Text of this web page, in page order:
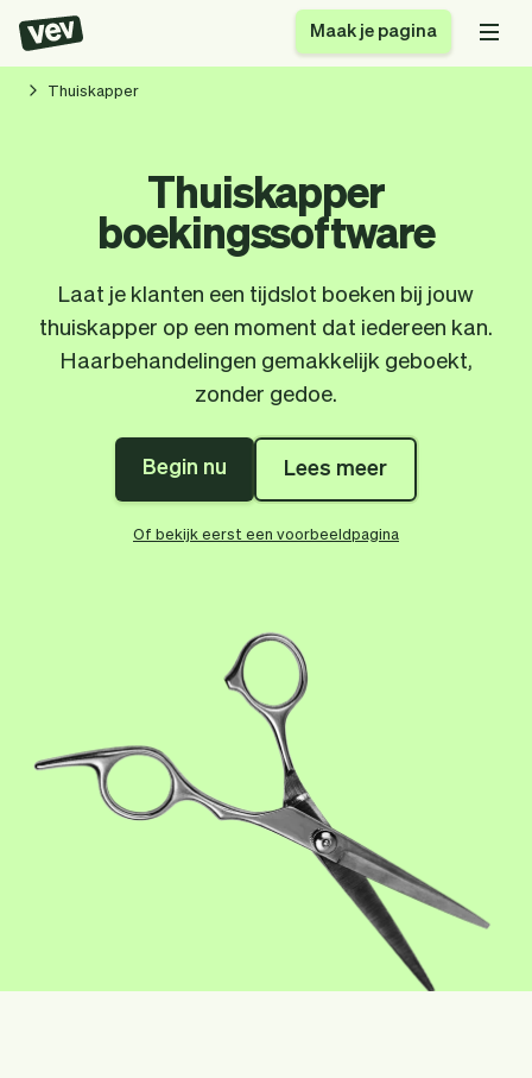
Bezorgsoftware
CRM voor MKB
Inschrijfformulier
Bestelsysteem
Software voor
groepslessen
Software voor
afspraken
Blog
Checkout
Nieuwste updates
Analytics
Stijl
Bedrijf
Belasting
Software
Vev
Automatische piloot
No-shows
Communicatie
Bezorging
Maak je pagina
Thuiskapper
Thuiskapper
boekingssoftware
Laat je klanten een tijdslot boeken bij jouw
thuiskapper op een moment dat iedereen kan.
Haarbehandelingen gemakkelijk geboekt,
zonder gedoe.
Begin nu Lees meer
Of bekijk eerst een voorbeeldpagina